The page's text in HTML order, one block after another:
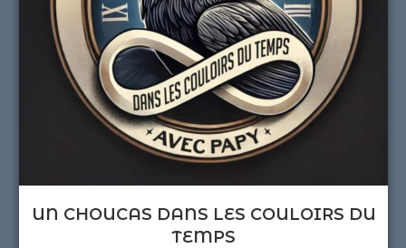
UN CHOUCAS DANS LES COULOIRS DU
TEMPS